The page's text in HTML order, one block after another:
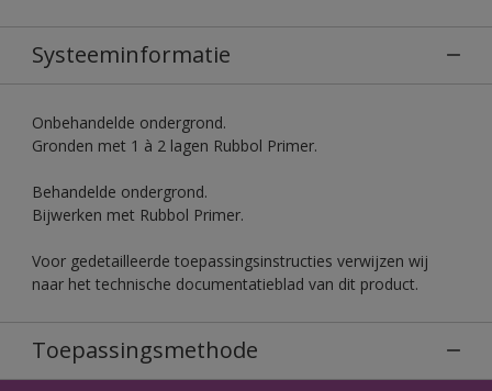
Systeeminformatie
Onbehandelde ondergrond.
Gronden met 1 à 2 lagen Rubbol Primer.
Behandelde ondergrond.
Bijwerken met Rubbol Primer.
Voor gedetailleerde toepassingsinstructies verwijzen wij
naar het technische documentatieblad van dit product.
Toepassingsmethode